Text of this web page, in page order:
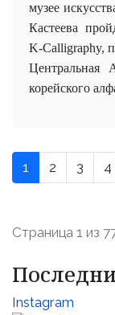
музее
Кастеева
K-Calligraphy,
Центральная
корейского
1 2 3 4
Страница 1 из
Instagram